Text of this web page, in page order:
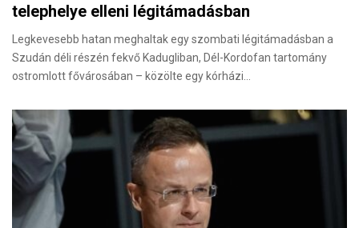
telephelye elleni légitámadásban
Legkevesebb hatan meghaltak egy szombati légitámadásban a
Szudán déli részén fekvő Kadugliban, Dél-Kordofan tartomány
ostromlott fővárosában – közölte egy kórházi…